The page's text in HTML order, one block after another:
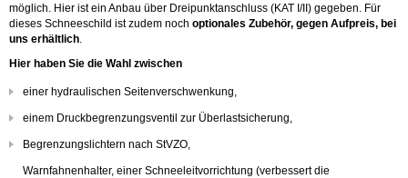
möglich. Hier ist ein Anbau über Dreipunktanschluss (KAT I/II) gegeben. Für
dieses Schneeschild ist zudem noch optionales Zubehör, gegen Aufpreis, bei
uns erhältlich.
Hier haben Sie die Wahl zwischen
einer hydraulischen Seitenverschwenkung,
einem Druckbegrenzungsventil zur Überlastsicherung,
Begrenzungslichtern nach StVZO,
Warnfahnenhalter, einer Schneeleitvorrichtung (verbessert die